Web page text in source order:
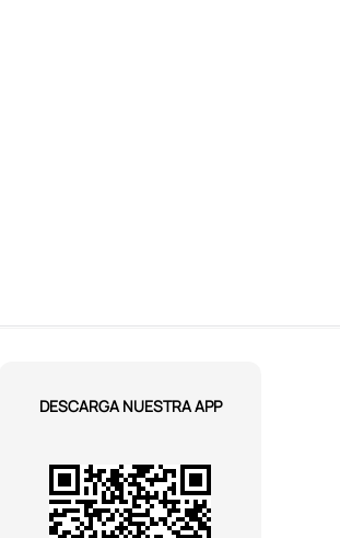
DESCARGA NUESTRA APP